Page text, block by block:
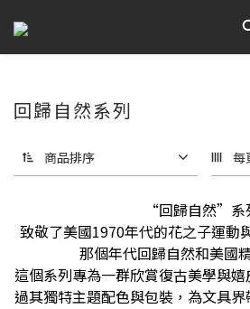
回歸自然系列
商品排序 每
“回歸自然”系
致敬了美國1970年代的花之子運動
那個年代回歸自然和美國
這個系列專為一群欣賞復古美學與
過其獨特主題配色與包裝，為文具